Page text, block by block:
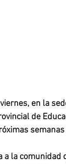
en la
de
a la comunidad